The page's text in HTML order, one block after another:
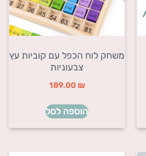
משחק לוח הכפל עם קוביות עץ
צבעוניות
189.00 ₪
הוספה לסל